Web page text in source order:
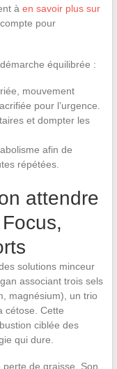
à en savoir plus sur
pour
équilibrée :
mouvement
pour l’urgence.
et dompter les
afin de
répétées.
attendre
solutions minceur
associant trois sels
magnésium), un trio
cétose. Cette
ciblée des
qui dure.
perte de graisse. Son